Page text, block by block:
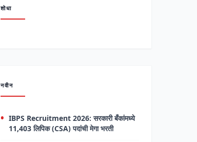
शोधा
नवीन
IBPS Recruitment 2026: सरकारी बँकांमध्ये
11,403 लिपिक (CSA) पदांची मेगा भरती